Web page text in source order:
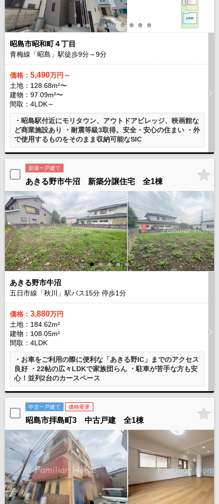
昭島市昭和町４丁目
青梅線「昭島」駅徒歩9分～9分
価格： 5,490万円～
土地：128.68m²〜
建物：97.09m²〜
間取：4LDK～
・昭島駅付近にモリタウン、アウトドアビレッジ、映画館な
ど商業施設あり ・耐震等級3取得。安全・安心の住まい ・外
で使用するものをそのまま収納可能なSIC
新築一戸建て
あきる野市牛沼 新築分譲住宅 全1棟
あきる野市牛沼
五日市線「秋川」駅バス15分 停歩1分
価格： 3,880万円
土地：184.62m²
建物：108.05m²
間取：4LDK
・お車をご利用の際に便利な「あきる野IC」までのアクセス
良好 ・22帖の広々LDKで家族団らん ・駐車が苦手な方も安
心！並列2台のカースペース
中古一戸建て 価格変更
昭島市拝島町3 中古戸建 全1棟